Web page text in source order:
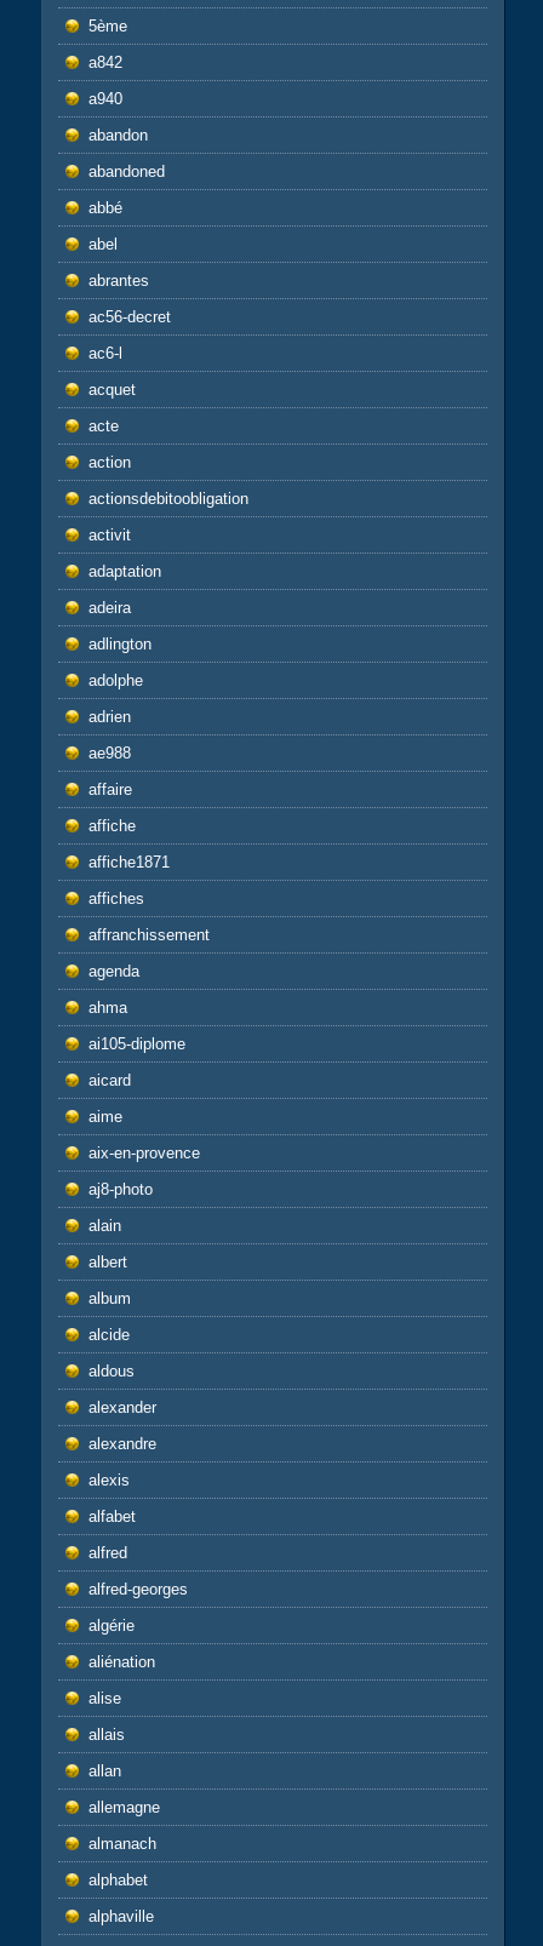
5ème
a842
a940
abandon
abandoned
abbé
abel
abrantes
ac56-decret
ac6-l
acquet
acte
action
actionsdebitoobligation
activit
adaptation
adeira
adlington
adolphe
adrien
ae988
affaire
affiche
affiche1871
affiches
affranchissement
agenda
ahma
ai105-diplome
aicard
aime
aix-en-provence
aj8-photo
alain
albert
album
alcide
aldous
alexander
alexandre
alexis
alfabet
alfred
alfred-georges
algérie
aliénation
alise
allais
allan
allemagne
almanach
alphabet
alphaville